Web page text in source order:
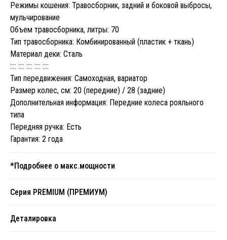
Режимы кошения: Травосборник, задний и боковой выбросы,
мульчирование
Объем травосборника, литры: 70
Тип травосборника: Комбинированный (пластик + ткань)
Материал деки: Сталь
:::: :::: :::: :::: ::::
Тип передвижения: Самоходная, вариатор
Размер колес, cм: 20 (передние) / 28 (задние)
Дополнительная информация: Передние колеса рояльного
типа
Передняя ручка: Есть
Гарантия: 2 года
*Подробнее о макс.мощности
Серия PREMIUM (ПРЕМИУМ)
Деталировка